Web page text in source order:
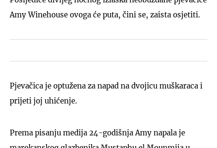
Amy Winehouse ovoga će puta, čini se, zaista osjetiti.
Pjevačica je optužena za napad na dvojicu muškaraca i
prijeti joj uhićenje.
Prema pisanju medija 24-godišnja Amy napala je